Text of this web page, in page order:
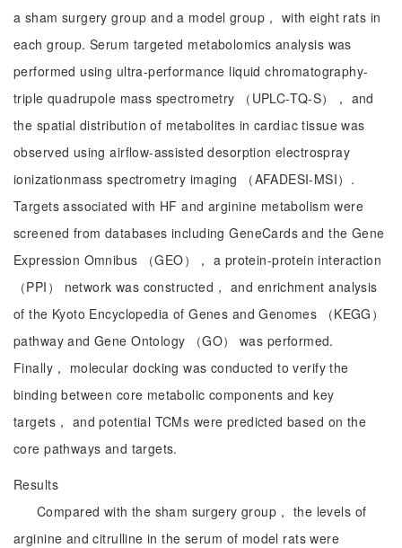
a sham surgery group and a model group， with eight rats in
each group. Serum targeted metabolomics analysis was
performed using ultra-performance liquid chromatography-
triple quadrupole mass spectrometry （UPLC-TQ-S）， and
the spatial distribution of metabolites in cardiac tissue was
observed using airflow-assisted desorption electrospray
ionizationmass spectrometry imaging （AFADESI-MSI）.
Targets associated with HF and arginine metabolism were
screened from databases including GeneCards and the Gene
Expression Omnibus （GEO）， a protein-protein interaction
（PPI） network was constructed， and enrichment analysis
of the Kyoto Encyclopedia of Genes and Genomes （KEGG）
pathway and Gene Ontology （GO） was performed.
Finally， molecular docking was conducted to verify the
binding between core metabolic components and key
targets， and potential TCMs were predicted based on the
core pathways and targets.
Results
Compared with the sham surgery group， the levels of
arginine and citrulline in the serum of model rats were